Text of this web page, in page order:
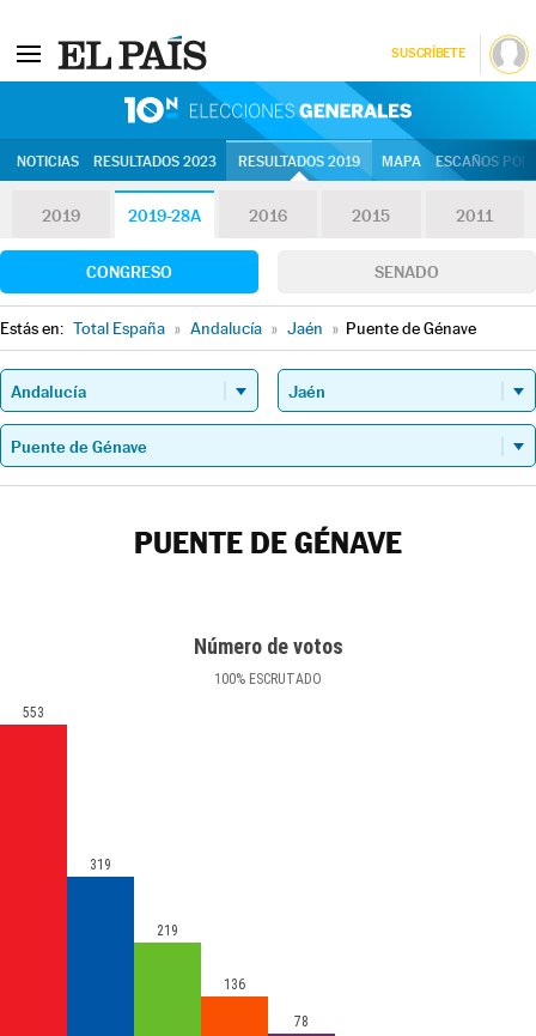
SUSCRÍBETE
NOTICIAS RESULTADOS 2023 RESULTADOS 2019 MAPA ESCAÑOS
2019 2019-28A 2016 2015 2011
CONGRESO SENADO
Estás en: Total España » Andalucía » Jaén » Puente de Génave
PUENTE DE GÉNAVE
Número de votos
100% ESCRUTADO
553
319
219
136
78